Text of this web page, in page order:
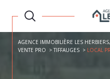
AGENCE IMMOBILIÈRE LES
VENTE PRO
TIFFAUGES LOCAL